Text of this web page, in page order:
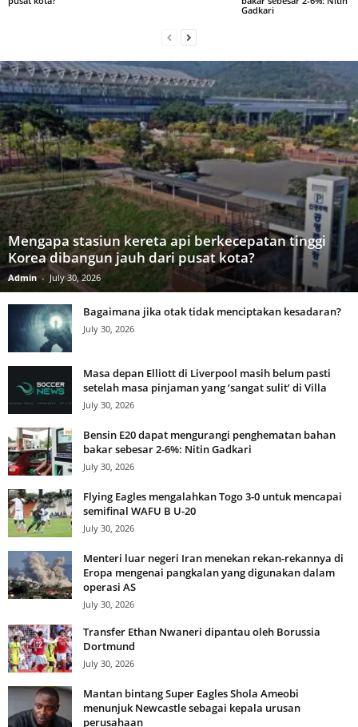
Gadkari
Mengapa stasiun kereta api berkecepatan tinggi
Korea dibangun jauh dari pusat kota?
Admin - July 30, 2026
Bagaimana jika otak tidak menciptakan kesadaran?
July 30, 2026
Masa depan Elliott di Liverpool masih belum pasti
setelah masa pinjaman yang ‘sangat sulit’ di Villa
July 30, 2026
Bensin E20 dapat mengurangi penghematan bahan
bakar sebesar 2-6%: Nitin Gadkari
July 30, 2026
Flying Eagles mengalahkan Togo 3-0 untuk mencapai
semifinal WAFU B U-20
July 30, 2026
Menteri luar negeri Iran menekan rekan-rekannya di
Eropa mengenai pangkalan yang digunakan dalam
operasi AS
July 30, 2026
Transfer Ethan Nwaneri dipantau oleh Borussia
Dortmund
July 30, 2026
Mantan bintang Super Eagles Shola Ameobi
menunjuk Newcastle sebagai kepala urusan
perusahaan